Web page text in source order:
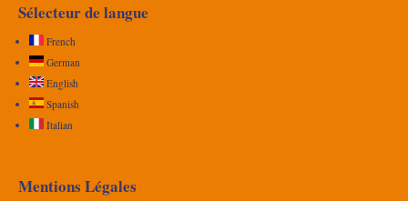
Sélecteur de langue
French
German
English
Spanish
Italian
Mentions Légales